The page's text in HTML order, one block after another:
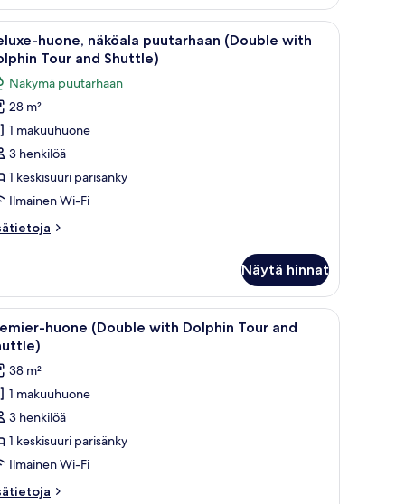
ja suuri ikkuna. Moderni hotellihuone, jossa on suuri sänky,
8
huone, näköala puutarhaan (Double with
Tour and Shuttle)
Näkymä puutarhaan
28 m²
1 makuuhuone
3 henkilöä
1 keskisuuri parisänky
Ilmainen Wi-Fi
Näytä hinnat
ikkuna ja näkymä palmuille. Sänky, jossa on valkoiset lakanat ja kaksi
6
huone (Double with Dolphin Tour and
38 m²
1 makuuhuone
3 henkilöä
1 keskisuuri parisänky
Ilmainen Wi-Fi